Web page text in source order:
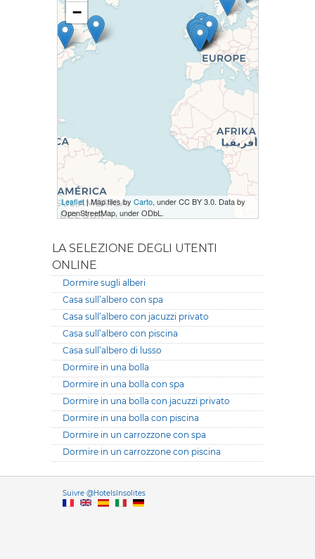
−
Leaflet| Map tiles by Carto, under CC BY 3.0. Data by
OpenStreetMap, under ODbL.
LA SELEZIONE DEGLI UTENTI
ONLINE
Dormire sugli alberi
Casa sull’albero con spa
Casa sull’albero con jacuzzi privato
Casa sull’albero con piscina
Casa sull’albero di lusso
Dormire in una bolla
Dormire in una bolla con spa
Dormire in una bolla con jacuzzi privato
Dormire in una bolla con piscina
Dormire in un carrozzone con spa
Dormire in un carrozzone con piscina
Suivre @HotelsInsolitesVersione